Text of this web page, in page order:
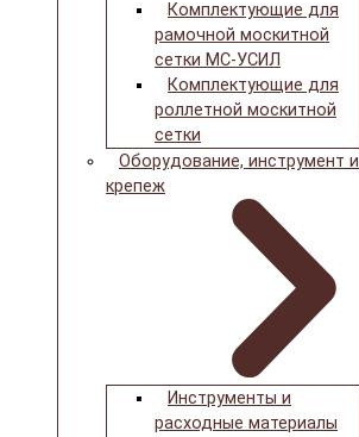
Комплектующие для
рамочной москитной
сетки МС-УСИЛ
Комплектующие для
роллетной москитной
сетки
Оборудование, инструмент и
крепеж
Инструменты и
расходные материалы